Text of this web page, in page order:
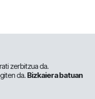
zerbitzua da.
da. Bizkaiera batuan